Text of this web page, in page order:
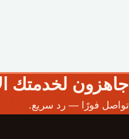
جاهزون لخدمتك
تواصل فورًا — رد سريع.